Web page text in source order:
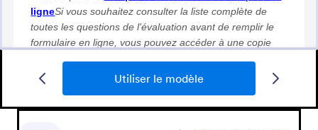
Utiliser le modèle